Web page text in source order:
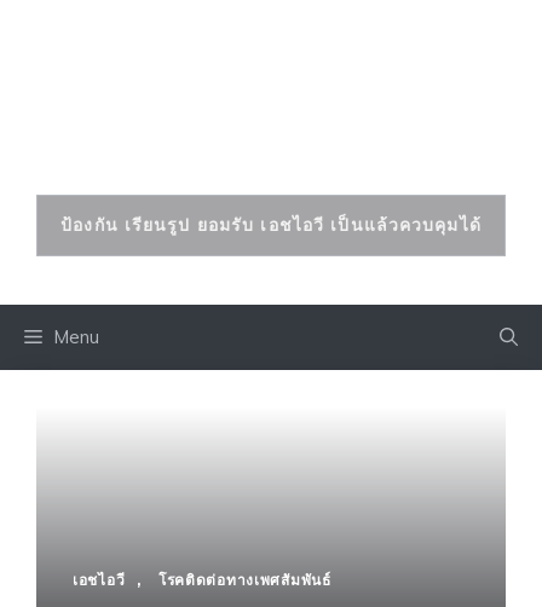
ป้องกัน เรียนรูป ยอมรับ เอชไอวี เป็นแล้วควบคุมได้
Menu
เอชไอวี , โรคติดต่อทางเพศสัมพันธ์